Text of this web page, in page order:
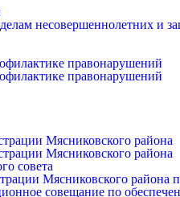
несовершеннолетних и
правонарушений
правонарушений
Мясниковского района
Мясниковского района
совета
Мясниковского района
совещание по